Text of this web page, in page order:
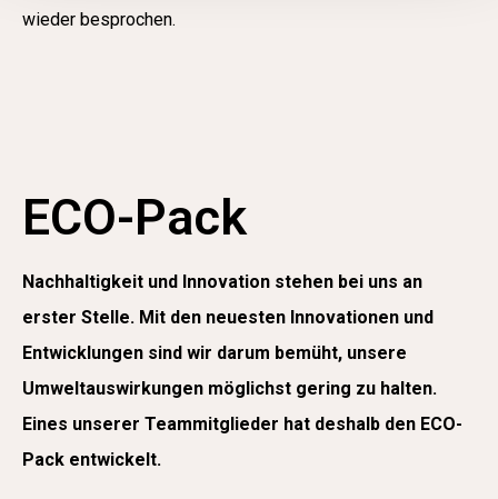
wieder besprochen.
ECO-Pack
Nachhaltigkeit und Innovation stehen bei uns an
erster Stelle. Mit den neuesten Innovationen und
Entwicklungen sind wir darum bemüht, unsere
Umweltauswirkungen möglichst gering zu halten.
Eines unserer Teammitglieder hat deshalb den ECO-
Pack entwickelt.